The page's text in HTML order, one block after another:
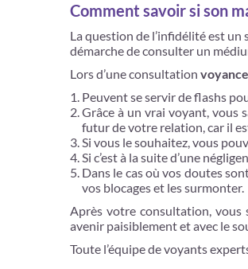
Comment savoir si son
La question de l’infidélité est
démarche de consulter un
Lors d’une consultation
Peuvent se servir de flashs
Grâce à un vrai voyant, vous
futur de votre relation, car il
Si vous le souhaitez, vous
Si c’est à la suite d’une
Dans le cas où vos doutes
vos blocages et les surmonter.
Après votre consultation, vous
avenir paisiblement et avec le
Toute l’équipe de voyants